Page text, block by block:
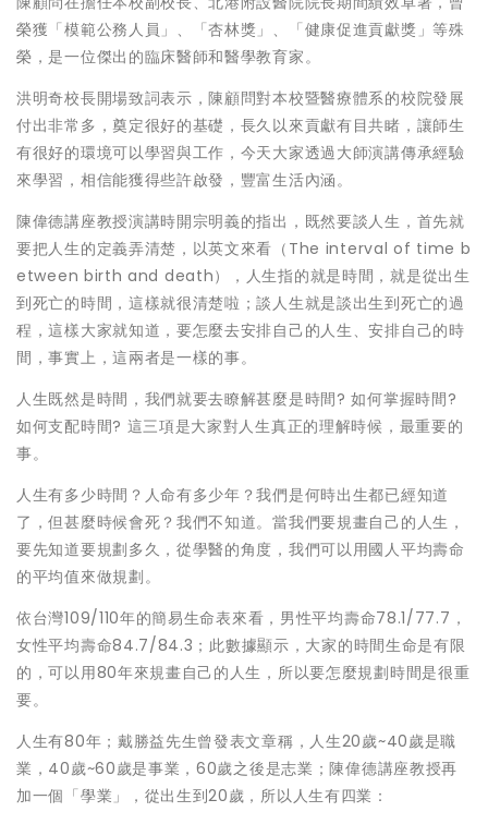
榮獲「模範公務人員」、「杏林獎」、「健康促進貢獻獎」等殊
榮，是一位傑出的臨床醫師和醫學教育家。
洪明奇校長開場致詞表示，陳顧問對本校暨醫療體系的校院發展
付出非常多，奠定很好的基礎，長久以來貢獻有目共睹，讓師生
有很好的環境可以學習與工作，今天大家透過大師演講傳承經驗
來學習，相信能獲得些許啟發，豐富生活內涵。
陳偉德講座教授演講時開宗明義的指出，既然要談人生，首先就
要把人生的定義弄清楚，以英文來看（The interval of time b
etween birth and death），人生指的就是時間，就是從出生
到死亡的時間，這樣就很清楚啦；談人生就是談出生到死亡的過
程，這樣大家就知道，要怎麼去安排自己的人生、安排自己的時
間，事實上，這兩者是一樣的事。
人生既然是時間，我們就要去瞭解甚麼是時間? 如何掌握時間?
如何支配時間? 這三項是大家對人生真正的理解時候，最重要的
事。
人生有多少時間？人命有多少年？我們是何時出生都已經知道
了，但甚麼時候會死？我們不知道。當我們要規畫自己的人生，
要先知道要規劃多久，從學醫的角度，我們可以用國人平均壽命
的平均值來做規劃。
依台灣109/110年的簡易生命表來看，男性平均壽命78.1/77.7，
女性平均壽命84.7/84.3；此數據顯示，大家的時間生命是有限
的，可以用80年來規畫自己的人生，所以要怎麼規劃時間是很重
要。
人生有80年；戴勝益先生曾發表文章稱，人生20歲~40歲是職
業，40歲~60歲是事業，60歲之後是志業；陳偉德講座教授再
加一個「學業」，從出生到20歲，所以人生有四業：